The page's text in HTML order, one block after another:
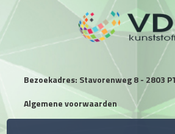
Bezoekadres: Stavorenweg 8 - 2803
Algemene voorwaarden